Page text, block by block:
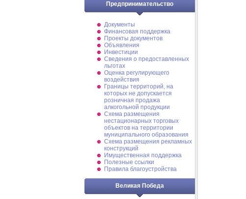
Предпринимательство
Документы
Финансовая поддержка
Проекты документов
Объявления
Инвестиции
Сведения о предоставленных
льготах
Оценка регулирующего
воздействия
Границы территорий, на
которых не допускается
розничная продажа
алкогольной продукции
Схема размещения
нестационарных торговых
объектов на территории
муниципального образования
Схема размещения рекламных
конструкций
Имущественная поддержка
Полезные ссылки
Правила благоустройства
Великая Победа